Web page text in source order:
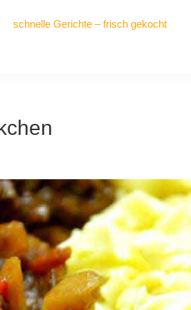
schnelle Gerichte – frisch gekocht